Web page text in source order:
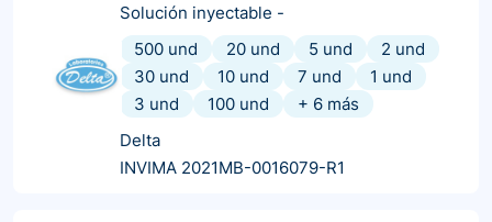
Solución inyectable -
500 und
20 und 5 und
2 und
30 und
10 und 7 und
1 und
3 und
100 und + 6 más
Delta
INVIMA 2021MB-0016079-R1